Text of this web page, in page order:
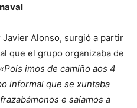
Alonso, surgió a partir
que el grupo organizaba de
«Pois imos de camiño aos 4
informal que se xuntaba
e saíamos a